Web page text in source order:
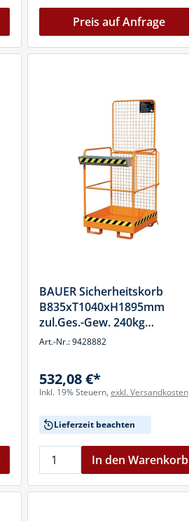
Preis auf Anfrage
BAUER Sicherheitskorb
B835xT1040xH1895mm
zul.Ges.-Gew. 240kg
gelborange f.Gabelstapler
Art.-Nr.: 9428882
532,08 €*
Inkl. 19% Steuern, exkl. Versandkosten
Lieferzeit beachten
In den Warenkorb